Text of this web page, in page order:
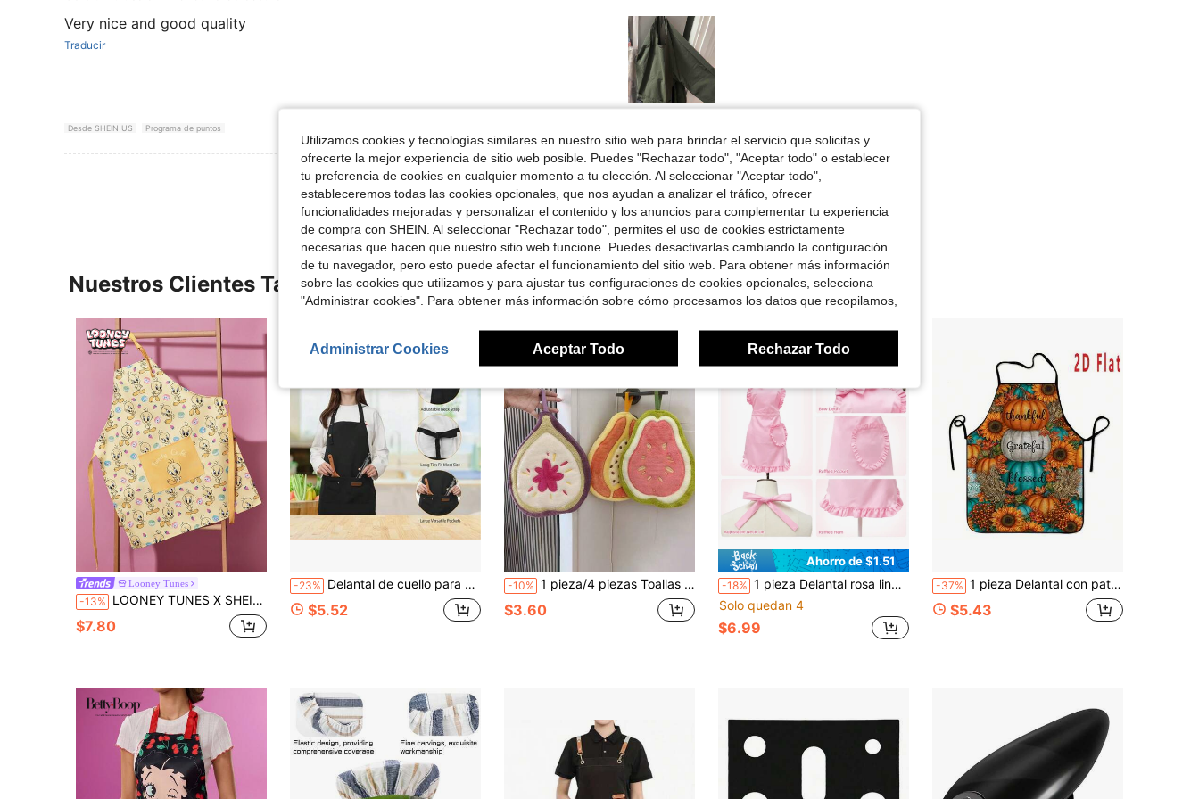
Very nice and good quality
Traducir
Desde SHEIN US Programa de puntos
Ver Más Reseñas
Nuestros Clientes También Vieron
Looney Tunes
-13% LOONEY TUNES X SHEIN 1 pieza Delantal con estampado lindo de Maldives & Trilu Chip, adecuado para hombres y mujeres, para hornear & cocina, limpieza, regalos
$7.80
-23% Delantal de cuello para hombre y mujer con tirantes ajustables, bolsillos grandes, uniforme para tienda de té con leche, cafetería, restaurante, barbacoa al aire libre, delantal de chef de cocina impermeable
$5.52
-10% 1 pieza/4 piezas Toallas de mano con patrón lindo de papaya, higo, durián, guayaba, alta absorción y secado rápido, suaves y amigables con la piel, toallas decorativas para cocina y baño, regalo creativo para el hogar
$3.60
Ahorro de $1.51
-18% 1 pieza Delantal rosa lindo con volantes, moño y dobladillo con volantes, delantal con cordón ajustable en el cuello y bolsillo con forma de corazón, adecuado para cocinar y hornear en la cocina de las mujeres
Solo quedan 4
$6.99
-37% 1 pieza Delantal con patrón de cosecha de otoño - Impresión plana 2D. Suministros de cocina para el hogar, lavable y reutilizable. Adecuado para cocinar, hornear, asar, jardinería y pintar, 2D plano
$5.43
Utilizamos cookies y tecnologías similares en nuestro sitio web para brindar el servicio que solicitas y
ofrecerte la mejor experiencia de sitio web posible. Puedes "Rechazar todo", "Aceptar todo" o establecer
tu preferencia de cookies en cualquier momento a tu elección. Al seleccionar "Aceptar todo",
estableceremos todas las cookies opcionales, que nos ayudan a analizar el tráfico, ofrecer
funcionalidades mejoradas y personalizar el contenido y los anuncios para complementar tu experiencia
de compra con SHEIN. Al seleccionar "Rechazar todo", permites el uso de cookies estrictamente
necesarias que hacen que nuestro sitio web funcione. Puedes desactivarlas cambiando la configuración
de tu navegador, pero esto puede afectar el funcionamiento del sitio web. Para obtener más información
sobre las cookies que utilizamos y para ajustar tus configuraciones de cookies opcionales, selecciona
"Administrar cookies". Para obtener más información sobre cómo procesamos los datos que recopilamos,
Administrar Cookies Aceptar Todo Rechazar Todo